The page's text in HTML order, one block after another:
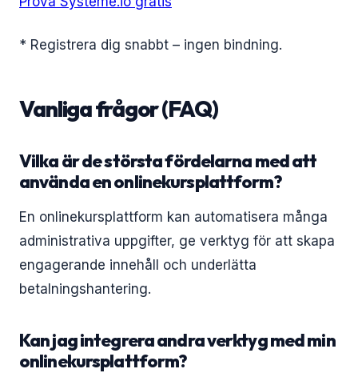
* Registrera dig snabbt – ingen bindning.
Vanliga frågor (FAQ)
Vilka är de största fördelarna med att
använda en onlinekursplattform?
En onlinekursplattform kan automatisera många
administrativa uppgifter, ge verktyg för att skapa
engagerande innehåll och underlätta
betalningshantering.
Kan jag integrera andra verktyg med min
onlinekursplattform?